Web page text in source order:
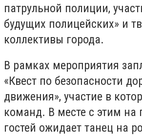
патрульной полиции,
будущих полицейских» и
коллективы города.
В рамках мероприятия
«Квест по безопасности
движения», участие в
команд. В месте с этим на
гостей ожидает танец на